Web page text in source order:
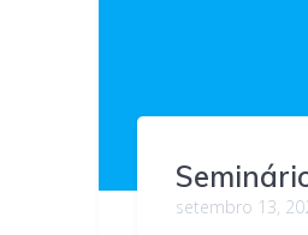
setembro 13,